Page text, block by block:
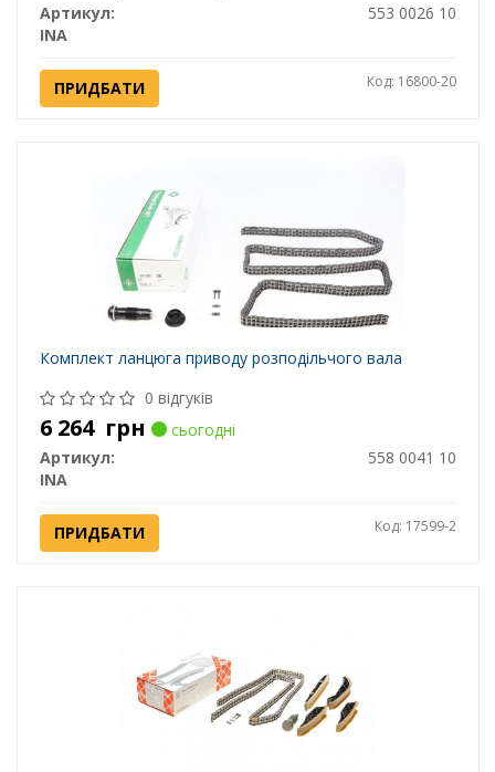
Артикул:
553 0026 10
INA
ПРИДБАТИ Код: 16800-20
Комплект ланцюга приводу розподільчого вала
0 відгуків
6 264 грн
сьогодні
Артикул:
558 0041 10
INA
ПРИДБАТИ Код: 17599-2